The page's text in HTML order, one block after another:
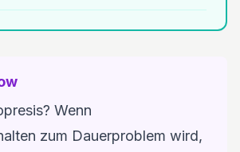
Wenn
zum Dauerproblem wird,